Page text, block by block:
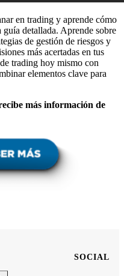
en trading y aprende cómo
detallada. Aprende sobre
de gestión de riesgos y
más acertadas en tus
trading hoy mismo con
elementos clave para
más información de
SOCIAL